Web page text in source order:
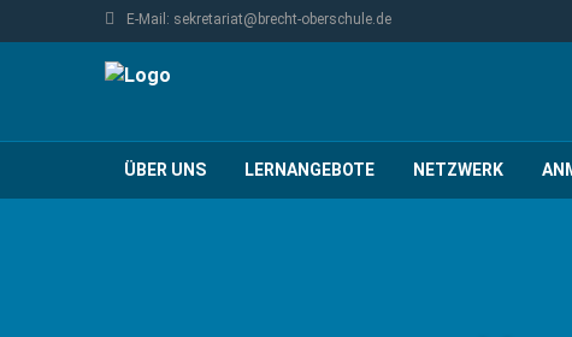
E-Mail: sekretariat@brecht-oberschule.de
ÜBER UNS LERNANGEBOTE NETZWERK